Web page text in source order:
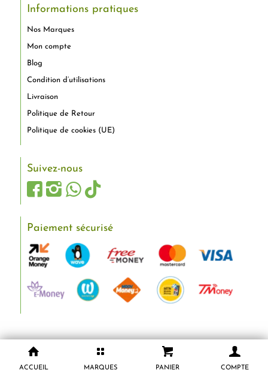
ACCUEIL MARQUES PANIER COMPTE
Informations pratiques
Nos Marques
Mon compte
Blog
Condition d’utilisations
Livraison
Politique de Retour
Politique de cookies (UE)
Suivez-nous
Paiement sécurisé